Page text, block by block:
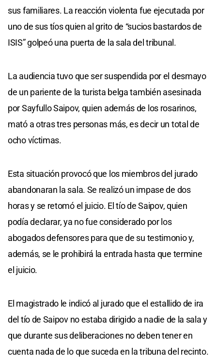
sus familiares. La reacción violenta fue ejecutada por
uno de sus tíos quien al grito de “sucios bastardos de
ISIS” golpeó una puerta de la sala del tribunal.
La audiencia tuvo que ser suspendida por el desmayo
de un pariente de la turista belga también asesinada
por Sayfullo Saipov, quien además de los rosarinos,
mató a otras tres personas más, es decir un total de
ocho víctimas.
Esta situación provocó que los miembros del jurado
abandonaran la sala. Se realizó un impase de dos
horas y se retomó el juicio. El tío de Saipov, quien
podía declarar, ya no fue considerado por los
abogados defensores para que de su testimonio y,
además, se le prohibirá la entrada hasta que termine
el juicio.
El magistrado le indicó al jurado que el estallido de ira
del tío de Saipov no estaba dirigido a nadie de la sala y
que durante sus deliberaciones no deben tener en
cuenta nada de lo que suceda en la tribuna del recinto.